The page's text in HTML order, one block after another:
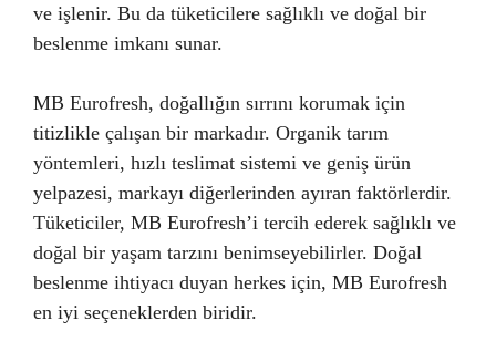
ve işlenir. Bu da tüketicilere sağlıklı ve doğal bir
beslenme imkanı sunar.
MB Eurofresh, doğallığın sırrını korumak için
titizlikle çalışan bir markadır. Organik tarım
yöntemleri, hızlı teslimat sistemi ve geniş ürün
yelpazesi, markayı diğerlerinden ayıran faktörlerdir.
Tüketiciler, MB Eurofresh’i tercih ederek sağlıklı ve
doğal bir yaşam tarzını benimseyebilirler. Doğal
beslenme ihtiyacı duyan herkes için, MB Eurofresh
en iyi seçeneklerden biridir.